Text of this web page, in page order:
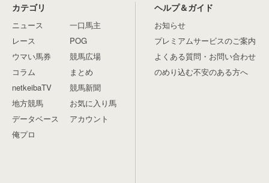
カテゴリ
ニュース
レース
ウマい馬券
コラム
netkeibaTV
地方競馬
データベース
俺プロ
一口馬主
POG
競馬広場
まとめ
競馬新聞
お気に入り馬
アカウント
ヘルプ＆ガイド
お知らせ
プレミアムサービスのご案内
よくある質問・お問い合わせ
のめり込む不安のある方へ